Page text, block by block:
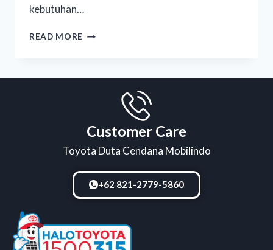
kebutuhan…
READ MORE
Customer Care
Toyota Duta Cendana Mobilindo
+62 821-2779-5860